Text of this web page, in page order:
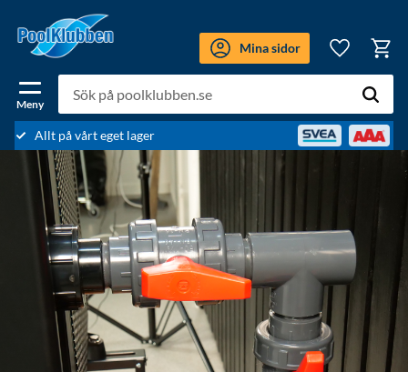
Meny
Mina sidor
Favoriter
Allt på vårt eget lager